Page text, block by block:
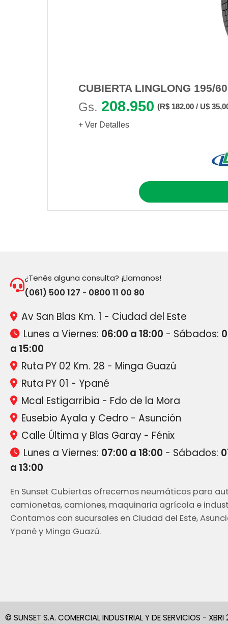
CUBIERTA LINGLONG 195/
Gs. 208.950 (R$ 182,00 / U$
+ Ver Detalles
¿Tenés alguna consulta? ¡Llamanos!
(061) 500 127 - 0800 11 00 80
Av San Blas Km. 1 - Ciudad del Este
Lunes a Viernes: 06:00 a 18:00 - Sábados:
a 15:00
Ruta PY 02 Km. 28 - Minga Guazú
Ruta PY 01 - Ypané
Mcal Estigarribia - Fdo de la Mora
Eusebio Ayala y Cedro - Asunción
Calle Última y Blas Garay - Fénix
Lunes a Viernes: 07:00 a 18:00 - Sábados:
a 13:00
En Sunset Cubiertas ofrecemos neumáticos para
camionetas, camiones, maquinaria agrícola e
Contamos con sucursales en Ciudad del Este,
Ypané y Minga Guazú.
© SUNSET S.A. COMERCIAL INDUSTRIAL Y DE SERVICIOS -